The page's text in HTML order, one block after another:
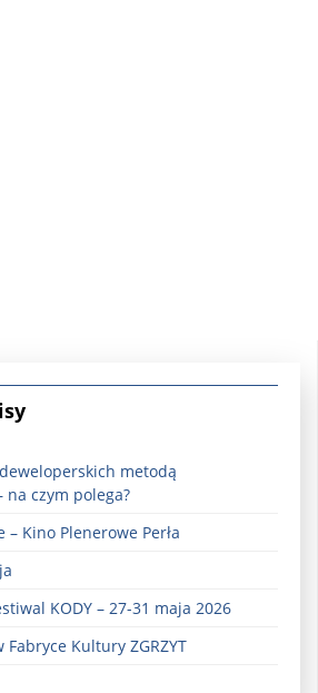
metodą
na czym polega?
Kino Plenerowe Perła
KODY – 27-31 maja 2026
Fabryce Kultury ZGRZYT